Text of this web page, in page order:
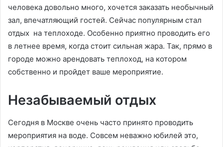
человека довольно много, хочется заказать необычный
зал, впечатляющий гостей. Сейчас популярным стал
отдых на теплоходе. Особенно приятно проводить его
в летнее время, когда стоит сильная жара. Так, прямо в
городе можно арендовать теплоход, на котором
собственно и пройдет ваше мероприятие.
Незабываемый отдых
Сегодня в Москве очень часто принято проводить
мероприятия на воде. Совсем неважно юбилей это,